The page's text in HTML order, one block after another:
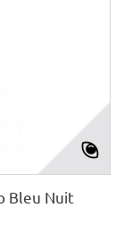
Bleu Nuit